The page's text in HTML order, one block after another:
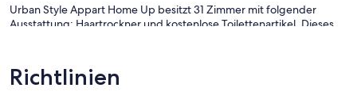
Urban Style Appart Home Up besitzt 31 Zimmer mit folgender
Ausstattung: Haartrockner und kostenlose Toilettenartikel. Dieses
gehört Folgendes: Duschen. Der Reinigungsservice wird auf
Anfrage angeboten.
Richtlinien